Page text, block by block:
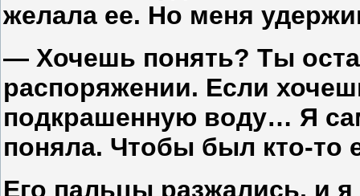
желала ее. Но меня
— Хочешь понять? Ты
распоряжении. Если
подкрашенную воду… Я
поняла. Чтобы был кто-
Его пальцы разжались, и